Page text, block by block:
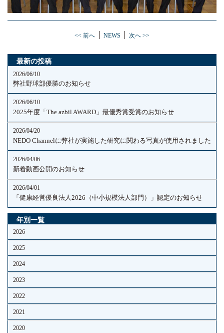
<< 前へ NEWS 次へ >>
最新の投稿
2026/06/10
弊社野球部優勝のお知らせ
2026/06/10
2025年度「The azbil AWARD」最優秀賞受賞のお知らせ
2026/04/20
NEDO Channelに弊社が実施した研究に関わる写真が使用されました
2026/04/06
新着動画公開のお知らせ
2026/04/01
「健康経営優良法人2026（中小規模法人部門）」認定のお知らせ
年別一覧
2026
2025
2024
2023
2022
2021
2020